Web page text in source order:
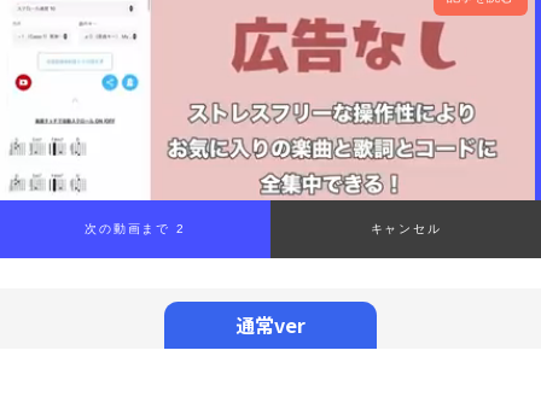
次の動画まで 1 キャンセル
通常ver